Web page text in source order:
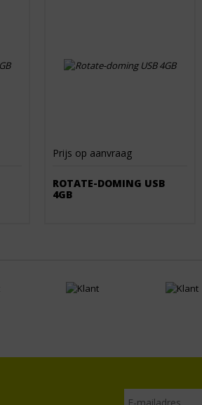
Prijs op aanvraag
ROTATE-DOMING USB
4GB